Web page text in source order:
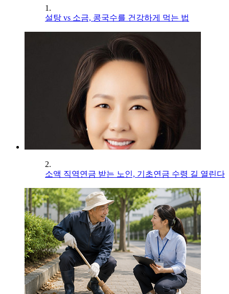
1.
설탕 vs 소금, 콩국수를 건강하게 먹는 법
2.
소액 직역연금 받는 노인, 기초연금 수령 길 열린다